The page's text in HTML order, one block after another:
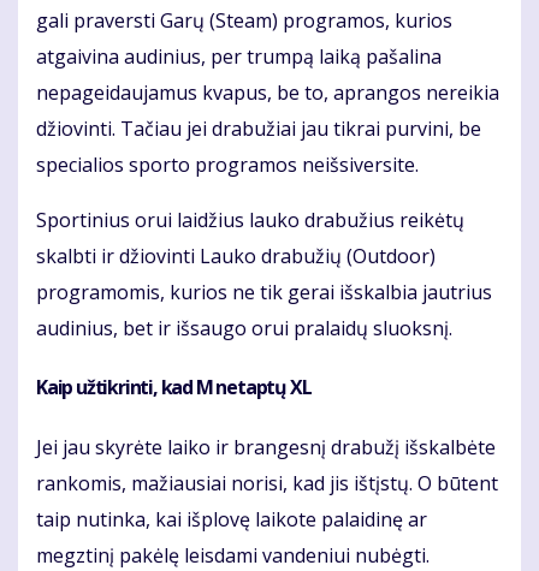
gali praversti Garų (Steam) programos, kurios
atgaivina audinius, per trumpą laiką pašalina
nepageidaujamus kvapus, be to, aprangos nereikia
džiovinti. Tačiau jei drabužiai jau tikrai purvini, be
specialios sporto programos neišsiversite.
Sportinius orui laidžius lauko drabužius reikėtų
skalbti ir džiovinti Lauko drabužių (Outdoor)
programomis, kurios ne tik gerai išskalbia jautrius
audinius, bet ir išsaugo orui pralaidų sluoksnį.
Kaip užtikrinti, kad M netaptų XL
Jei jau skyrėte laiko ir brangesnį drabužį išskalbėte
rankomis, mažiausiai norisi, kad jis ištįstų. O būtent
taip nutinka, kai išplovę laikote palaidinę ar
megztinį pakėlę leisdami vandeniui nubėgti.